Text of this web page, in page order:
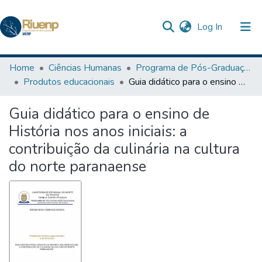
Log In (current)
Communities & Collections
Statistics
Home Ciências Humanas
Programa de Pós-Graduação em Ensino
Produtos educacionais
Guia didático para o ensino de História nos anos iniciais: a contribuição da culinária na cultura do norte paranaense
Guia didático para o ensino de
História nos anos iniciais: a
contribuição da culinária na cultura
do norte paranaense